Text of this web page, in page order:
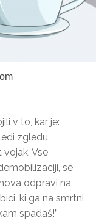
v to, kar je:
zgledu
Vse
se
odpravi na
ki ga na smrtni
spadaš!”